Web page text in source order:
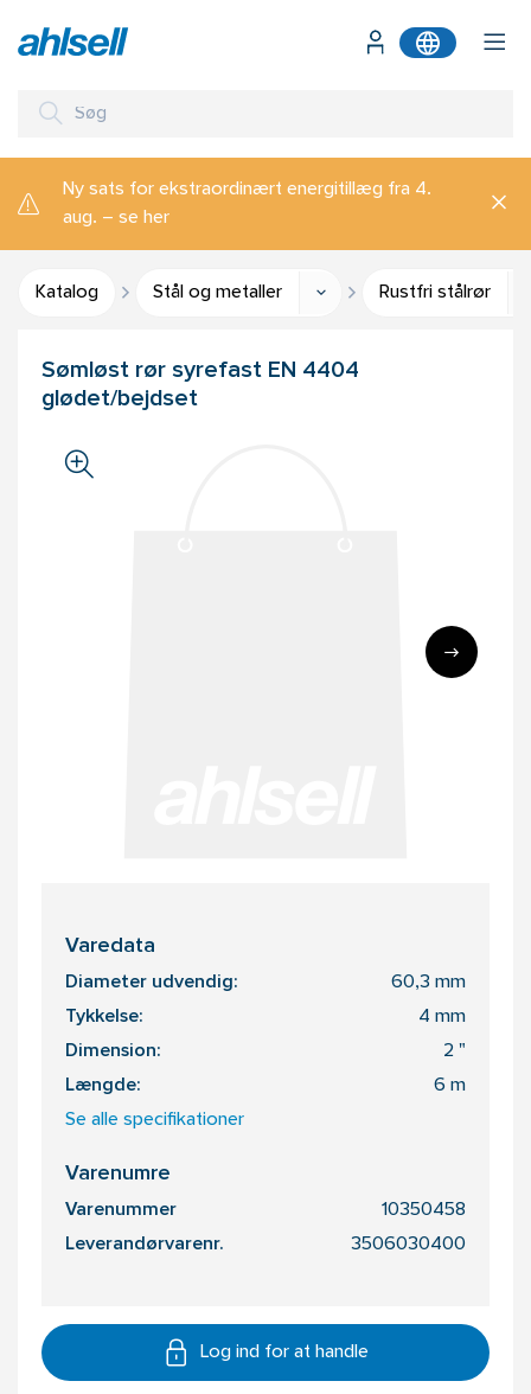
Ny sats for ekstraordinært energitillæg fra 4.
aug. – se her
Katalog Stål og metaller Rustfri stålrør
Sømløst rør syrefast EN 4404
glødet/bejdset
Varedata
Diameter udvendig: 60,3 mm
Tykkelse: 4 mm
Dimension: 2 "
Længde: 6 m
Se alle specifikationer
Varenumre
Varenummer 10350458
Leverandørvarenr. 3506030400
Log ind for at handle